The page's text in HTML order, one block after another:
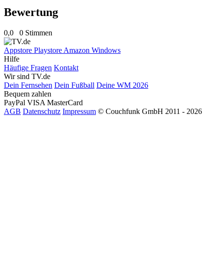
Bewertung
0,0 0 Stimmen
Appstore Playstore Amazon Windows
Hilfe
Häufige Fragen Kontakt
Wir sind TV.de
Dein Fernsehen Dein Fußball Deine WM 2026
Bequem zahlen
PayPal VISA MasterCard
AGB Datenschutz Impressum © Couchfunk GmbH 2011 - 2026